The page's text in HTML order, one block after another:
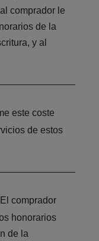
comprador le
de la
y al
este coste
de estos
comprador
honorarios
de la